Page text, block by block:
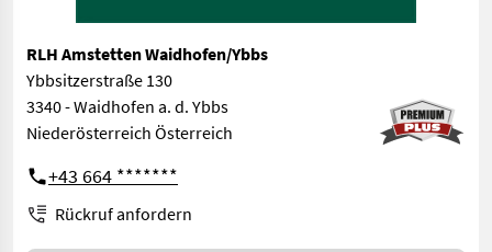
RLH Amstetten Waidhofen/Ybbs
Ybbsitzerstraße 130
3340 - Waidhofen a. d. Ybbs
Niederösterreich Österreich
+43 664 *******
Rückruf anfordern